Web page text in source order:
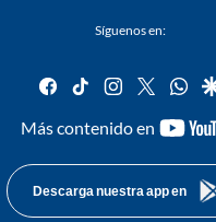
Síguenos en:
facebook
tiktok instagram
twitter
Más contenido en
Descarga nuestra app en